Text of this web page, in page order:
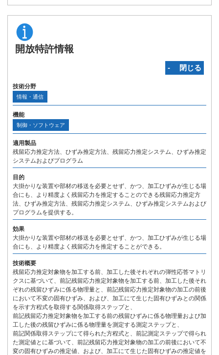
開放特許情報
‐ 閉じる
技術分野
情報・通信
機能
制御・ソフトウェア
適用製品
残留応力推定方法、ひずみ推定方法、残留応力推定システム、ひずみ推定
システムおよびプログラム
目的
大掛かりな装置や部材の移送を必要とせず、かつ、加工ひずみが生じる場
合にも、より精度よく残留応力を推定することのできる残留応力推定方
法、ひずみ推定方法、残留応力推定システム、ひずみ推定システムおよび
プログラムを提供する。
効果
大掛かりな装置や部材の移送を必要とせず、かつ、加工ひずみが生じる場
合にも、より精度よく残留応力を推定することができる。
技術概要
残留応力推定対象物を加工する前、加工した後それぞれの弾性応答マトリ
クスに基づいて、前記残留応力推定対象物を加工する前、加工した後それ
ぞれの残留ひずみに係る物理量と、前記残留応力推定対象物の加工の前後
において不変の固有ひずみ、および、加工にて生じた固有ひずみとの関係
を示す方程式を取得する関係取得ステップと、
前記残留応力推定対象物を加工する前の残留ひずみに係る物理量および加
工した後の残留ひずみに係る物理量を測定する測定ステップと、
前記関係取得ステップにて得られた方程式と、前記測定ステップで得られ
た測定値とに基づいて、前記残留応力推定対象物の加工の前後において不
変の固有ひずみの推定値、および、加工にて生じた固有ひずみの推定値を